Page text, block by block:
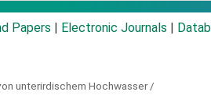
Papers Electronic Journals
unterirdischem Hochwasser /